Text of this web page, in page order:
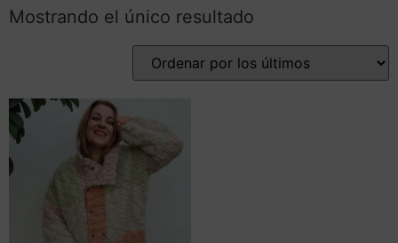
Mostrando el único resultado